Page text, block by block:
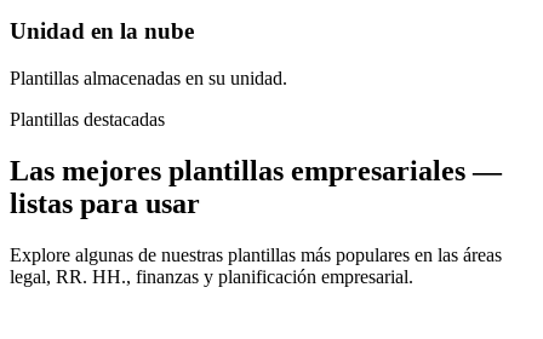
Unidad en la nube
Plantillas almacenadas en su unidad.
Plantillas destacadas
Las mejores plantillas empresariales —
listas para usar
Explore algunas de nuestras plantillas más populares en las áreas
legal, RR. HH., finanzas y planificación empresarial.